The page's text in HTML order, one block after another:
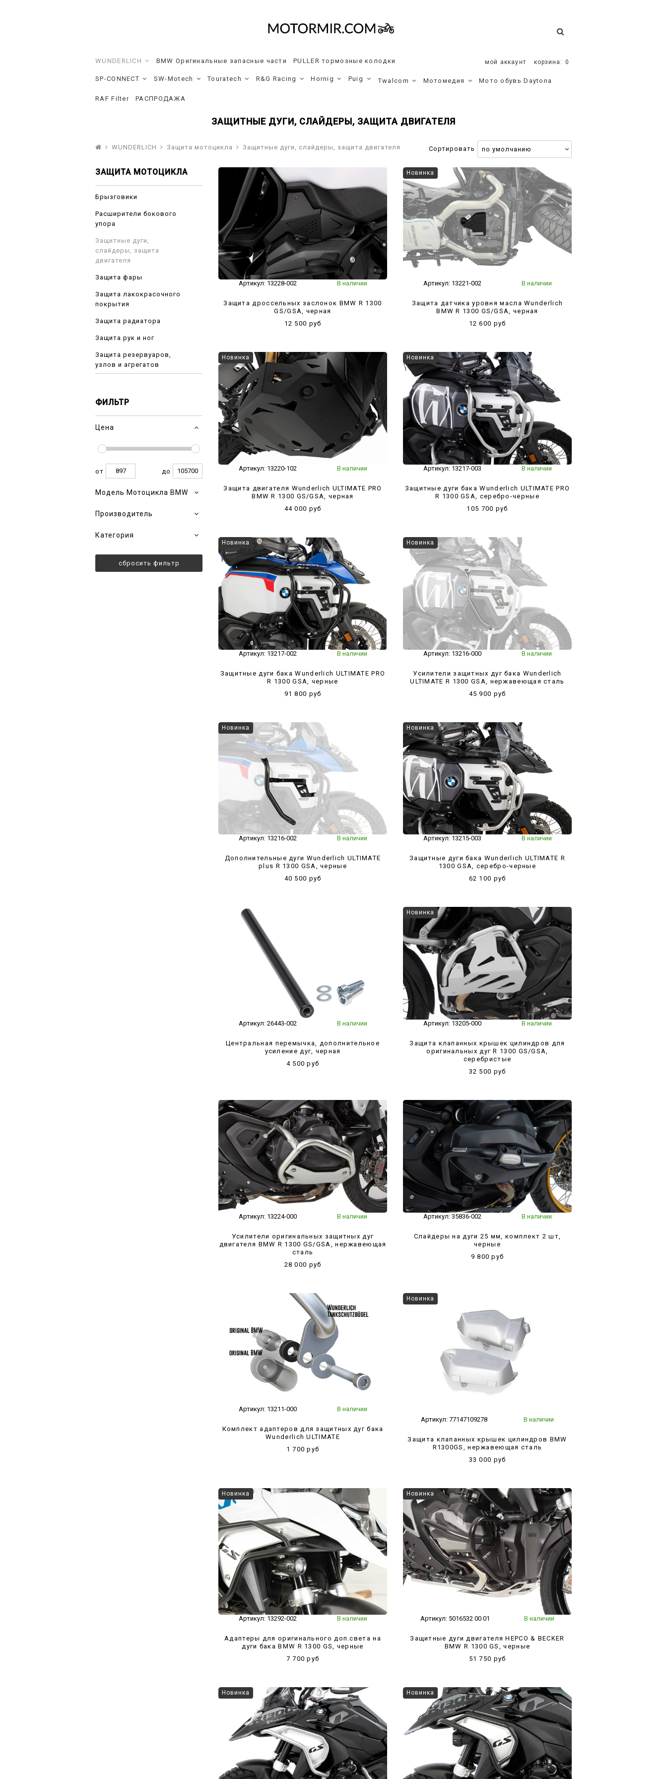
мой аккаунт корзина: 0
WUNDERLICH BMW Оригинальные запасные части PULLER тормозные колодки
SP-CONNECT SW-Motech Touratech R&G Racing Hornig Puig Twalcom Мотомедия Мото обувь Daytona
RAF Filter РАСПРОДАЖА
ЗАЩИТНЫЕ ДУГИ, СЛАЙДЕРЫ, ЗАЩИТА ДВИГАТЕЛЯ
WUNDERLICH Защита мотоцикла Защитные дуги, слайдеры, защита двигателя Сортировать
ЗАЩИТА МОТОЦИКЛА
Брызговики
Расширители бокового
упора
Защитные дуги,
слайдеры, защита
двигателя
Защита фары
Защита лакокрасочного
покрытия
Защита радиатора
Защита рук и ног
Защита резервуаров,
узлов и агрегатов
ФИЛЬТР
Цена
от до
Модель Мотоцикла BMW
Производитель
Категория
сбросить фильтр
Артикул: 13228-002 В наличии
Защита дроссельных заслонок BMW R 1300
GS/GSA, черная
12 500 руб
Новинка
Артикул: 13221-002 В наличии
Защита датчика уровня масла Wunderlich
BMW R 1300 GS/GSA, черная
12 600 руб
Новинка
Артикул: 13220-102 В наличии
Защита двигателя Wunderlich ULTIMATE PRO
BMW R 1300 GS/GSA, черная
44 000 руб
Новинка
Артикул: 13217-003 В наличии
Защитные дуги бака Wunderlich ULTIMATE PRO
R 1300 GSA, серебро-черные
105 700 руб
Новинка
Артикул: 13217-002 В наличии
Защитные дуги бака Wunderlich ULTIMATE PRO
R 1300 GSA, черные
91 800 руб
Новинка
Артикул: 13216-000 В наличии
Усилители защитных дуг бака Wunderlich
ULTIMATE R 1300 GSA, нержавеющая сталь
45 900 руб
Новинка
Артикул: 13216-002 В наличии
Дополнительные дуги Wunderlich ULTIMATE
plus R 1300 GSA, черные
40 500 руб
Новинка
Артикул: 13215-003 В наличии
Защитные дуги бака Wunderlich ULTIMATE R
1300 GSA, серебро-черные
62 100 руб
Артикул: 26443-002 В наличии
Центральная перемычка, дополнительное
усиление дуг, черная
4 500 руб
Новинка
Артикул: 13205-000 В наличии
Защита клапанных крышек цилиндров для
оригинальных дуг R 1300 GS/GSA,
серебристые
32 500 руб
Артикул: 13224-000 В наличии
Усилители оригинальных защитных дуг
двигателя BMW R 1300 GS/GSA, нержавеющая
сталь
28 000 руб
Артикул: 35836-002 В наличии
Слайдеры на дуги 25 мм, комплект 2 шт,
черные
9 800 руб
Артикул: 13211-000 В наличии
Комплект адаптеров для защитных дуг бака
Wunderlich ULTIMATE
1 700 руб
Новинка
Артикул:77147109278 В наличии
Защита клапанных крышек цилиндров BMW
R1300GS, нержавеющая сталь
33 000 руб
Новинка
Артикул: 13292-002 В наличии
Адаптеры для оригинального доп.света на
дуги бака BMW R 1300 GS, черные
7 700 руб
Новинка
Артикул: 5016532 00 01 В наличии
Защитные дуги двигателя HEPCO & BECKER
BMW R 1300 GS, черные
51 750 руб
Новинка Новинка